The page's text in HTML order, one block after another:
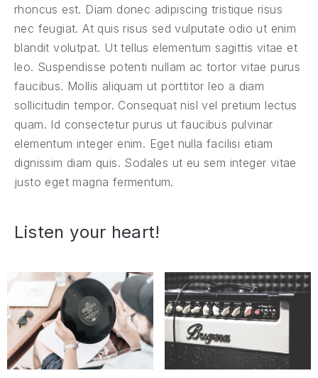
rhoncus est. Diam donec adipiscing tristique risus
nec feugiat.At quis risus sed vulputate odio ut enim
blandit volutpat. Ut tellus elementum sagittis vitae et
leo. Suspendisse potenti nullam ac tortor vitae purus
faucibus. Mollis aliquam ut porttitor leo a diam
sollicitudin tempor. Consequat nisl vel pretium lectus
quam. Id consectetur purus ut faucibus pulvinar
elementum integer enim. Eget nulla facilisi etiam
dignissim diam quis. Sodales ut eu sem integer vitae
justo eget magna fermentum.
Listen your heart!